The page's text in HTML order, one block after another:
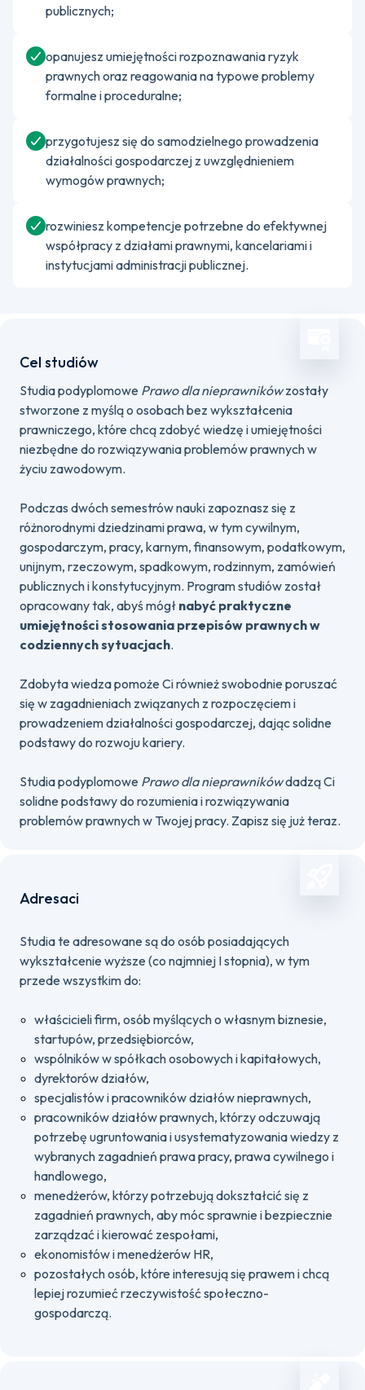
publicznych;
opanujesz umiejętności rozpoznawania ryzyk
prawnych oraz reagowania na typowe problemy
formalne i proceduralne;
przygotujesz się do samodzielnego prowadzenia
działalności gospodarczej z uwzględnieniem
wymogów prawnych;
rozwiniesz kompetencje potrzebne do efektywnej
współpracy z działami prawnymi, kancelariami i
instytucjami administracji publicznej.
Cel studiów
Studia podyplomowe Prawo dla nieprawnikówzostały
stworzone z myślą o osobach bez wykształcenia
prawniczego, które chcą zdobyć wiedzę i umiejętności
niezbędne do rozwiązywania problemów prawnych w
życiu zawodowym.
Podczas dwóch semestrów nauki zapoznasz się z
różnorodnymi dziedzinami prawa, w tym cywilnym,
gospodarczym, pracy, karnym, finansowym, podatkowym,
unijnym, rzeczowym, spadkowym, rodzinnym, zamówień
publicznych i konstytucyjnym. Program studiów został
opracowany tak, abyś mógł nabyć praktyczne
umiejętności stosowania przepisów prawnych w
codziennych sytuacjach.
Zdobyta wiedza pomoże Ci również swobodnie poruszać
się w zagadnieniach związanych z rozpoczęciem i
prowadzeniem działalności gospodarczej, dając solidne
podstawy do rozwoju kariery.
Studia podyplomowe Prawo dla nieprawnikówdadzą Ci
solidne podstawy do rozumienia i rozwiązywania
problemów prawnych w Twojej pracy. Zapisz się już teraz.
Adresaci
Studia te adresowane są do osób posiadających
wykształcenie wyższe (co najmniej I stopnia), w tym
przede wszystkim do:
właścicieli firm, osób myślących o własnym biznesie,
startupów, przedsiębiorców,
wspólników w spółkach osobowych i kapitałowych,
dyrektorów działów,
specjalistów i pracowników działów nieprawnych,
pracowników działów prawnych, którzy odczuwają
potrzebę ugruntowania i usystematyzowania wiedzy z
wybranych zagadnień prawa pracy, prawa cywilnego i
handlowego,
menedżerów, którzy potrzebują dokształcić się z
zagadnień prawnych, aby móc sprawnie i bezpiecznie
zarządzać i kierować zespołami,
ekonomistów i menedżerów HR,
pozostałych osób, które interesują się prawem i chcą
lepiej rozumieć rzeczywistość społeczno-
gospodarczą.